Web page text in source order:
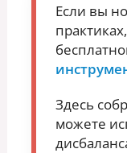
Если вы
Здесь
можете